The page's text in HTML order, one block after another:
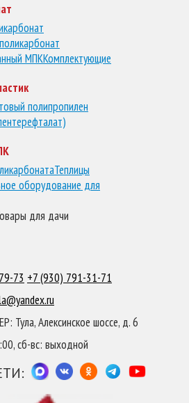
МПККомплектующие
полипропилен
Теплицы
оборудование для
для дачи
73 +7 (930) 791-31-71
Тула, Алексинское шоссе, д. 6
сб-вс: выходной